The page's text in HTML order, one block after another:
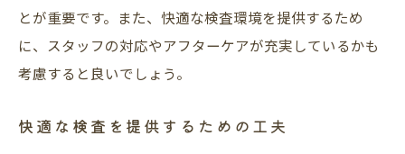
とが重要です。また、快適な検査環境を提供するため
に、スタッフの対応やアフターケアが充実しているかも
考慮すると良いでしょう。
快適な検査を提供するための工夫